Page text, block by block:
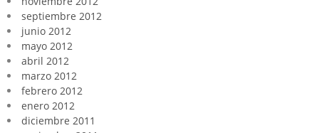
septiembre 2012
junio 2012
mayo 2012
abril 2012
marzo 2012
febrero 2012
enero 2012
diciembre 2011